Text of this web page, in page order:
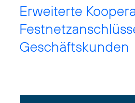
Erweiterte
Geschäftskunden